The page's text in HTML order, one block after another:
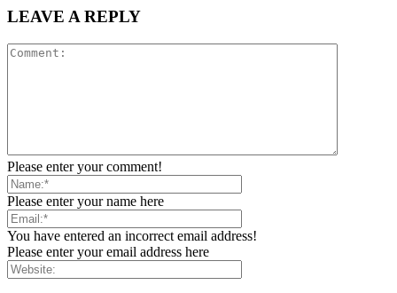
LEAVE A REPLY
Please enter your comment!
Please enter your name here
You have entered an incorrect email address!
Please enter your email address here